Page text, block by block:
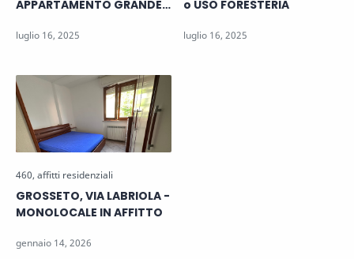
APPARTAMENTO GRANDE
o USO FORESTERIA
GROSSETO, VIA LABRIOLA -
MONOLOCALE IN AFFITTO